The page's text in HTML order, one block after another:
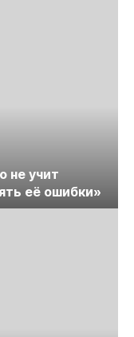
не учит
её ошибки»